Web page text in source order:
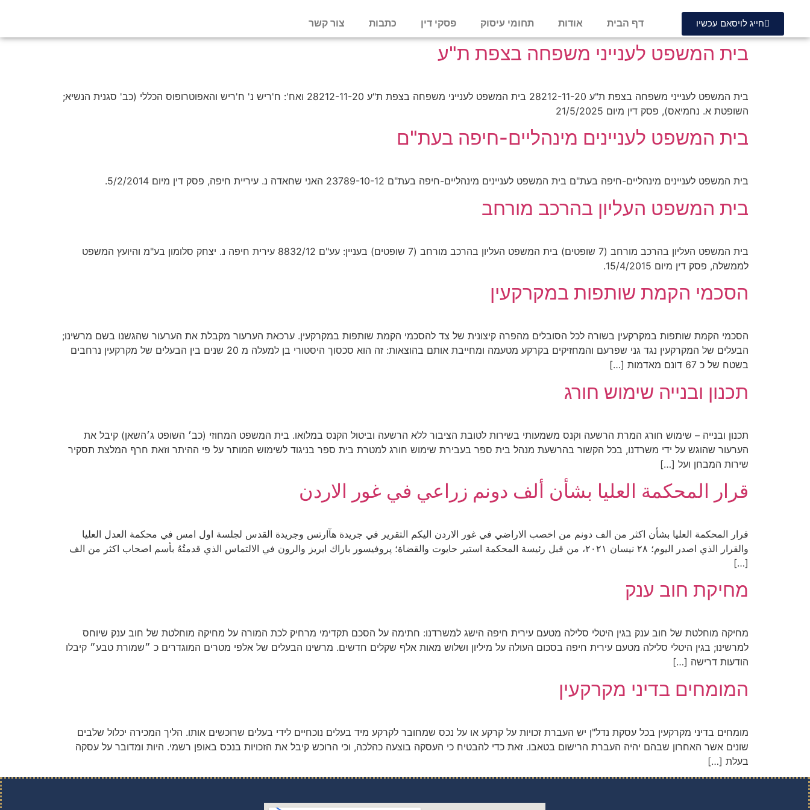
חייג לויסאם עכשיו דף הבית אודות תחומי עיסוק פסקי דין כתבות צור קשר
בית המשפט לענייני משפחה בצפת ת"ע
בית המשפט לענייני משפחה בצפת ת"ע 28212-11-20 בית המשפט לענייני משפחה בצפת ת"ע 28212-11-20 ואח': ח'ריש נ' ח'ריש והאפוטרופוס הכללי (כב' סגנית הנשיא;
השופטת א. נחמיאס), פסק דין מיום 21/5/2025
בית המשפט לעניינים מינהליים-חיפה בעת"ם
בית המשפט לעניינים מינהליים-חיפה בעת"ם בית המשפט לעניינים מינהליים-חיפה בעת"ם 23789-10-12 האני שחאדה נ. עיריית חיפה, פסק דין מיום 5/2/2014.
בית המשפט העליון בהרכב מורחב
בית המשפט העליון בהרכב מורחב (7 שופטים) בית המשפט העליון בהרכב מורחב (7 שופטים) בעניין: עע"ם 8832/12 עירית חיפה נ. יצחק סלומון בע"מ והיועץ המשפט
לממשלה, פסק דין מיום 15/4/2015.
הסכמי הקמת שותפות במקרקעין
הסכמי הקמת שותפות במקרקעין בשורה לכל הסובלים מהפרה קיצונית של צד להסכמי הקמת שותפות במקרקעין. ערכאת הערעור מקבלת את הערעור שהגשנו בשם מרשינו;
הבעלים של המקרקעין נגד גני שפרעם והמחזיקים בקרקע מטעמה ומחייבת אותם בהוצאות: זה הוא סכסוך היסטורי בן למעלה מ 20 שנים בין הבעלים של מקרקעין נרחבים
בשטח של כ 67 דונם מאדמות […]
תכנון ובנייה שימוש חורג
תכנון ובנייה – שימוש חורג המרת הרשעה וקנס משמעותי בשירות לטובת הציבור ללא הרשעה וביטול הקנס במלואו. בית המשפט המחוזי (כב׳ השופט ג׳השאן) קיבל את
הערעור שהוגש על ידי משרדנו, בכל הקשור בהרשעת מנהל בית ספר בעבירת שימוש חורג למטרת בית ספר בניגוד לשימוש המותר על פי ההיתר וזאת חרף המלצת תסקיר
שירות המבחן ועל […]
قرار المحكمة العليا بشأن ألف دونم زراعي في غور الاردن
قرار المحكمة العليا بشأن اكثر من الف دونم من اخصب الاراضي في غور الاردن اليكم التقرير في جريدة هآارتس وجريدة القدس لجلسة اول امس في محكمة العدل العليا
والقرار الذي اصدر اليوم؛ ٢٨ نيسان ٢٠٢١، من قبل رئيسة المحكمة استير حايوت والقضاة؛ پروفيسور باراك ايريز والرون في الالتماس الذي قدمتُهُ بأسم اصحاب اكثر من الف
[…]
מחיקת חוב ענק
מחיקה מוחלטת של חוב ענק בגין היטלי סלילה מטעם עירית חיפה הישג למשרדנו: חתימה על הסכם תקדימי מרחיק לכת המורה על מחיקה מוחלטת של חוב ענק שיוחס
למרשינו; בגין היטלי סלילה מטעם עירית חיפה בסכום העולה על מיליון ושלוש מאות אלף שקלים חדשים. מרשינו הבעלים של אלפי מטרים המוגדרים כ ״שמורת טבע״ קיבלו
הודעות דרישה […]
המומחים בדיני מקרקעין
מומחים בדיני מקרקעין בכל עסקת נדל"ן יש העברת זכויות על קרקע או על נכס שמחובר לקרקע מיד בעלים נוכחיים לידי בעלים שרוכשים אותו. הליך המכירה יכלול שלבים
שונים אשר האחרון שבהם יהיה העברת הרישום בטאבו. זאת כדי להבטיח כי העסקה בוצעה כהלכה, וכי הרוכש קיבל את הזכויות בנכס באופן רשמי. היות ומדובר על עסקה
בעלת […]